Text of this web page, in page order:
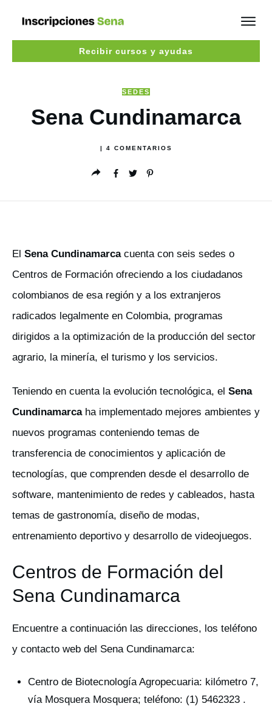
Recibir cursos y ayudas
SEDES
Sena Cundinamarca
4 COMENTARIOS
El Sena Cundinamarcacuenta con seis sedes o
Centros de Formación ofreciendo a los ciudadanos
colombianos de esa región y a los extranjeros
radicados legalmente en Colombia, programas
dirigidos a la optimización de la producción del sector
agrario, la minería, el turismo y los servicios.
​Teniendo en cuenta la evolución tecnológica, el Sena
Cundinamarcaha implementado mejores ambientes y
nuevos programas conteniendo temas de
transferencia de conocimientos y aplicación de
tecnologías, que comprenden desde el desarrollo de
software, mantenimiento de redes y cableados, hasta
temas de gastronomía, diseño de modas,
entrenamiento deportivo y desarrollo de videojuegos.
Centros de Formación del
Sena Cundinamarca
Encuentre a continuación las direcciones, los teléfono
y contacto web del Sena Cundinamarca:
Centro de Biotecnología Agropecuaria: kilómetro 7,
vía Mosquera Mosquera; teléfono: (1) 5462323 .